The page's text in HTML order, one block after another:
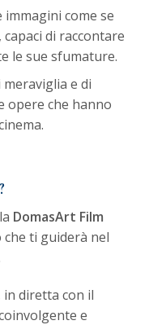
come se
di raccontare
le sue sfumature.
e di
opere che hanno
DomasArt Film
ti guiderà nel
in diretta con il
e